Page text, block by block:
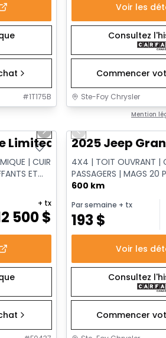
#1T175B
Voir les
Consultez
Commencer
Ste-Foy Chrysler
Mention
Next slide
Limited
| CUIR
ET
500$
+ tx
Très bonne offre
Previous slide
2025 Jeep
4X4 | TOIT OUVRANT |
PASSAGERS | MAGS 20
DISTANCE
600 km
Par semaine + tx
193$
Voir les
Consultez
Commencer